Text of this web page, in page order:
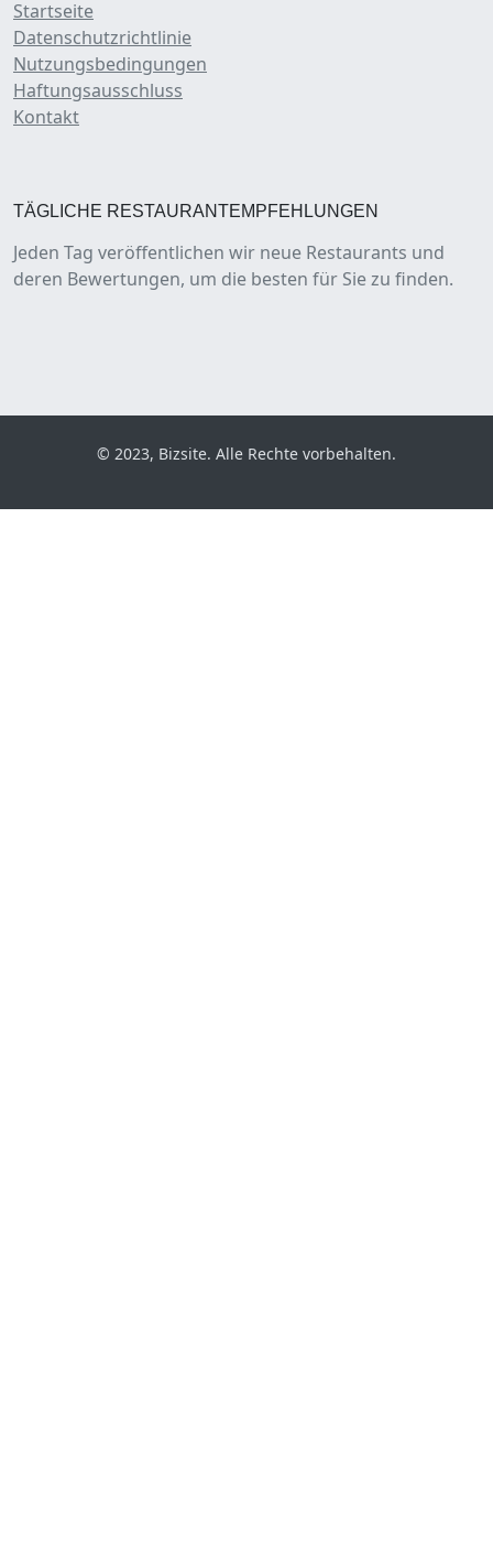
Startseite
Datenschutzrichtlinie
Nutzungsbedingungen
Haftungsausschluss
Kontakt
TÄGLICHE RESTAURANTEMPFEHLUNGEN
Jeden Tag veröffentlichen wir neue Restaurants und
deren Bewertungen, um die besten für Sie zu finden.
© 2023, Bizsite. Alle Rechte vorbehalten.